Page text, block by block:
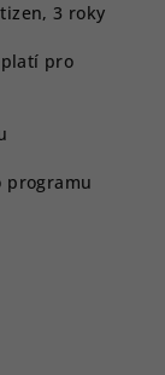
3 roky
pro
programu